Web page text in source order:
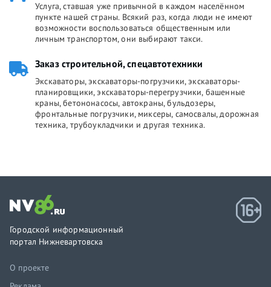
Услуга, ставшая уже привычной в каждом населённом
пункте нашей страны. Всякий раз, когда люди не имеют
возможности воспользоваться общественным или
личным транспортом, они выбирают такси.
Заказ строительной, спецавтотехники
Экскаваторы, экскаваторы-погрузчики, экскаваторы-
планировщики, экскаваторы-перегрузчики, башенные
краны, бетононасосы, автокраны, бульдозеры,
фронтальные погрузчики, миксеры, самосвалы, дорожная
техника, трубоукладчики и другая техника.
Городской информационный
портал Нижневартовска
О проекте